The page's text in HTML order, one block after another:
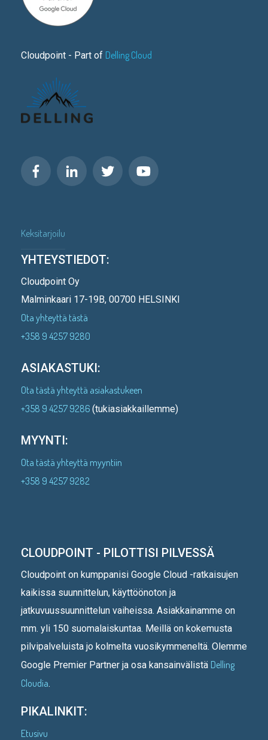
Cloudpoint - Part of Delling Cloud
Keksitarjoilu
YHTEYSTIEDOT:
Cloudpoint Oy
Malminkaari 17-19B, 00700 HELSINKI
Ota yhteyttä tästä
+358 9 4257 9280
ASIAKASTUKI:
Ota tästä yhteyttä asiakastukeen
+358 9 4257 9286 (tukiasiakkaillemme)
MYYNTI:
Ota tästä yhteyttä myyntiin
+358 9 4257 9282
CLOUDPOINT - PILOTTISI PILVESSÄ
Cloudpoint on kumppanisi Google Cloud -ratkaisujen
kaikissa suunnittelun, käyttöönoton ja
jatkuvuussuunnittelun vaiheissa. Asiakkainamme on
mm. yli 150 suomalaiskuntaa. Meillä on kokemusta
pilvipalveluista jo kolmelta vuosikymmeneltä. Olemme
Google Premier Partner ja osa kansainvälistä Delling
Cloudia.
PIKALINKIT:
Etusivu